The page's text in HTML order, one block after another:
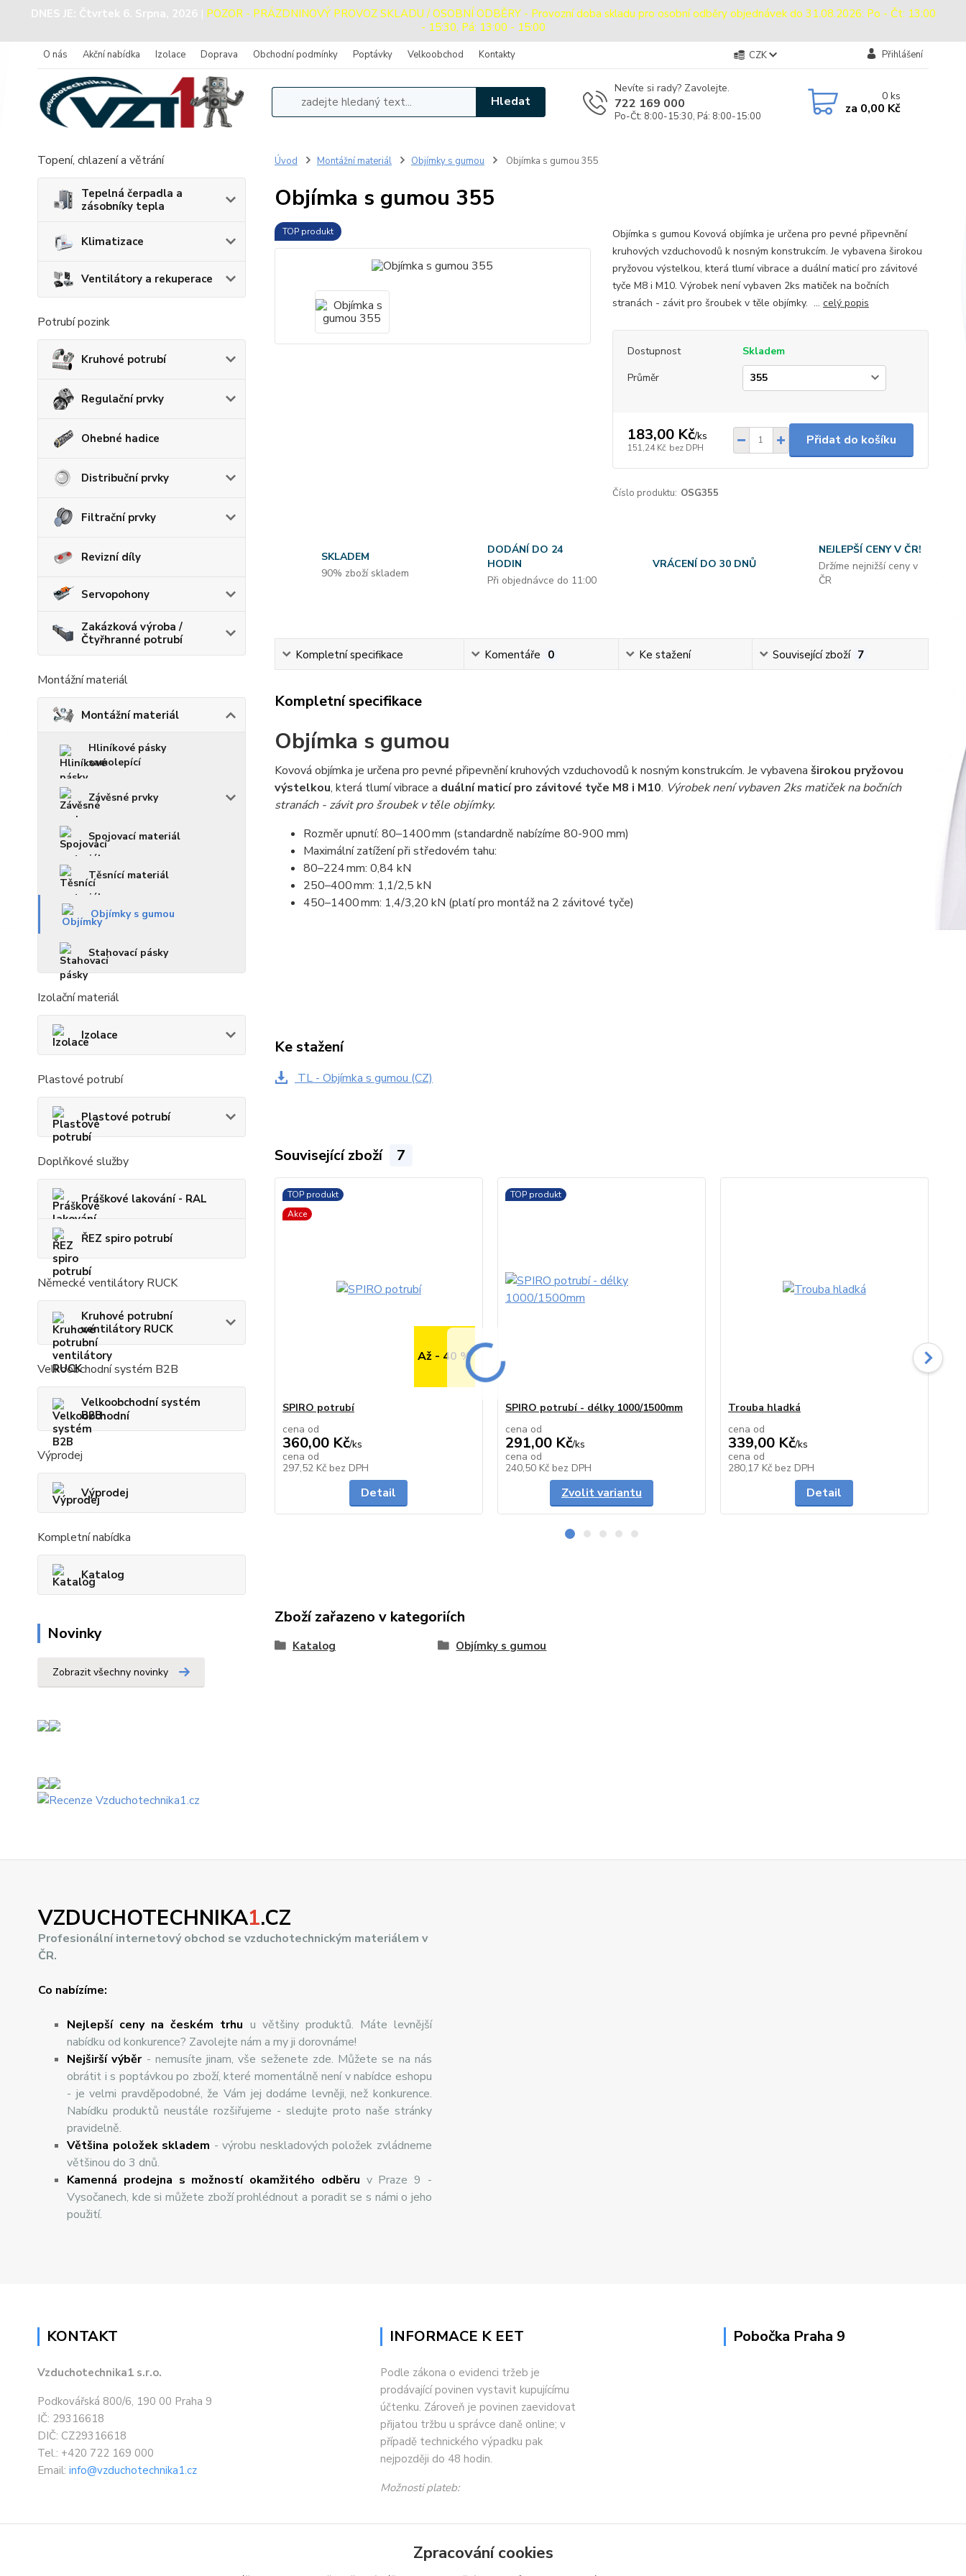
DNES JE: Čtvrtek 6. Srpna, 2026 | POZOR - PRÁZDNINOVÝ PROVOZ SKLADU / OSOBNÍ ODBĚRY - Provozní doba skladu pro osobní odběry objednávek do 31.08.2026: Po - Čt: 13:00
- 15:30, Pá: 13:00 - 15:00
O nás Akční nabídka Izolace Doprava Obchodní podmínky Poptávky Velkoobchod Kontakty CZK Přihlášení
Hledat
Nevíte si rady? Zavolejte.
722 169 000
Po-Čt: 8:00-15:30, Pá: 8:00-15:00
0ks
za 0,00 Kč
Topení, chlazení a větrání
Tepelná čerpadla a
zásobníky tepla
Klimatizace
Ventilátory a rekuperace
Potrubí pozink
Kruhové potrubí
Regulační prvky
Ohebné hadice
Distribuční prvky
Filtrační prvky
Revizní díly
Servopohony
Zakázková výroba /
Čtyřhranné potrubí
Montážní materiál
Montážní materiál
Hliníkové pásky
samolepící
Závěsné prvky
Spojovací materiál
Těsnící materiál
Objímky s gumou
Stahovací pásky
Izolační materiál
Izolace
Plastové potrubí
Plastové potrubí
Doplňkové služby
Práškové lakování - RAL
ŘEZ spiro potrubí
Německé ventilátory RUCK
Kruhové potrubní
ventilátory RUCK
Velkoobchodní systém B2B
Velkoobchodní systém
B2B
Výprodej
Výprodej
Kompletní nabídka
Katalog
Novinky
Zobrazit všechny novinky
Úvod Montážní materiál Objímky s gumou Objímka s gumou 355
Objímka s gumou 355
TOP produkt
Objímka s gumou Kovová objímka je určena pro pevné připevnění
kruhových vzduchovodů k nosným konstrukcím. Je vybavena širokou
pryžovou výstelkou, která tlumí vibrace a duální maticí pro závitové
tyče M8 i M10. Výrobek není vybaven 2ks matiček na bočních
stranách - závit pro šroubek v těle objímky. ... celý popis
Dostupnost
Skladem
Průměr
183,00 Kč/ks
151,24 Kč bez DPH
Přidat do košíku
Číslo produktu: OSG355
SKLADEM
90% zboží skladem
DODÁNÍ DO 24
HODIN
Při objednávce do 11:00
VRÁCENÍ DO 30 DNŮ
NEJLEPŠÍ CENY V ČR!
Držíme nejnižší ceny v
ČR
Kompletní specifikace Komentáře 0 Ke stažení Související zboží 7
Kompletní specifikace
Objímka s gumou
Kovová objímka je určena pro pevné připevnění kruhových vzduchovodů k nosným konstrukcím. Je vybavena širokou pryžovou
výstelkou, která tlumí vibrace a duální maticí pro závitové tyče M8 i M10. Výrobek není vybaven 2ks matiček na bočních
stranách - závit pro šroubek v těle objímky.
Rozměr upnutí: 80–1400 mm (standardně nabízíme 80-900 mm)
Maximální zatížení při středovém tahu:
80–224 mm: 0,84 kN
250–400 mm: 1,1/2,5 kN
450–1400 mm: 1,4/3,20 kN (platí pro montáž na 2 závitové tyče)
Ke stažení
TL - Objímka s gumou (CZ)
Související zboží 7
TOP produkt
Akce
Až - 40 %
SPIRO potrubí
cena od
360,00 Kč/ks
cena od
297,52 Kč bez DPH
Detail
TOP produkt
SPIRO potrubí - délky 1000/1500mm
cena od
291,00 Kč/ks
cena od
240,50 Kč bez DPH
Zvolit variantu
Trouba hladká
cena od
339,00 Kč/ks
cena od
280,17 Kč bez DPH
Detail
Zboží zařazeno v kategoriích
Katalog Objímky s gumou
VZDUCHOTECHNIKA1.CZ
Profesionální internetový obchod se vzduchotechnickým materiálem v
ČR.
Co nabízíme:
Nejlepší ceny na českém trhu u většiny produktů. Máte levnější
nabídku od konkurence? Zavolejte nám a my ji dorovnáme!
Nejširšívýběr- nemusíte jinam, vše seženete zde. Můžete se na nás
obrátit i s poptávkou po zboží, které momentálně není v nabídce eshopu
- je velmi pravděpodobné, že Vám jej dodáme levněji, než konkurence.
Nabídku produktů neustále rozšiřujeme - sledujte proto naše stránky
pravidelně.
Většina položek skladem - výrobu neskladových položek zvládneme
většinou do 3 dnů.
Kamenná prodejna s možností okamžitého odběru v Praze 9 -
Vysočanech, kde si můžete zboží prohlédnout a poradit se s námi o jeho
použití.
KONTAKT
Vzduchotechnika1 s.r.o.
Podkovářská 800/6, 190 00 Praha 9
IČ: 29316618
DIČ: CZ29316618
Tel.: +420 722 169 000
Email: info@vzduchotechnika1.cz
INFORMACE K EET
Podle zákona o evidenci tržeb je
prodávající povinen vystavit kupujícímu
účtenku. Zároveň je povinen zaevidovat
přijatou tržbu u správce daně online; v
případě technického výpadku pak
nejpozději do 48 hodin.
Možnosti plateb:
Pobočka Praha 9
Zpracování cookies